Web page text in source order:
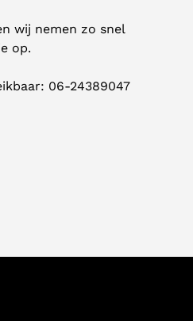
wij nemen zo snel
op.
06-24389047